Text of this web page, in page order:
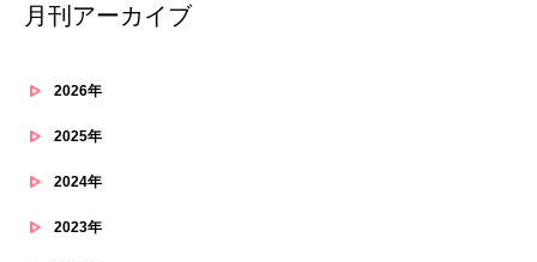
月刊アーカイブ
2026年
2025年
2024年
2023年